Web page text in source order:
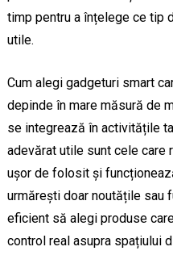
timp pentru a înțelege ce tip
utile.
Cum alegi gadgeturi smart
depinde în mare măsură de
se integrează în activitățile
adevărat utile sunt cele care
ușor de folosit și
urmărești doar noutățile sau
eficient să alegi produse
control real asupra spațiului